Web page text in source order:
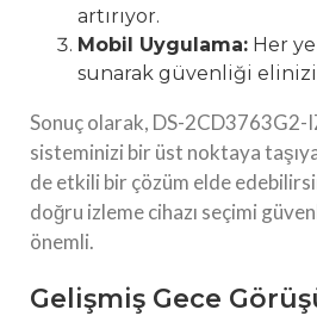
artırıyor.
Mobil Uygulama: Her
sunarak güvenliği
Sonuç olarak, DS-2CD3763G2-
sisteminizi bir üst noktaya
de etkili bir çözüm elde
doğru izleme cihazı seçimi
önemli.
Gelişmiş Gece